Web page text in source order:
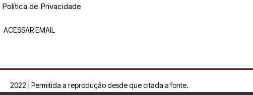
Política de Privacidade
ACESSAR EMAIL
2022 | Permitida a reprodução desde que citada a fonte.